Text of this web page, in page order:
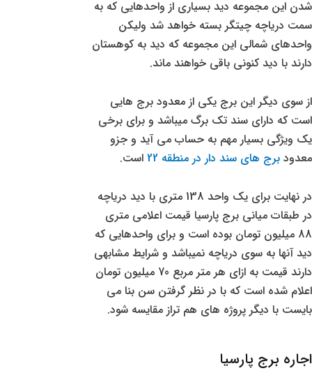
شدن این مجموعه دید بسیاری از واحدهایی که به
سمت دریاچه چیتگر بسته خواهد شد ولیکن
واحدهای شمالی این مجموعه که دید به کوهستان
دارند با دید کنونی باقی خواهند ماند.
از سوی دیگر این برج یکی از معدود برج هایی
است که دارای سند تک برگ میباشد و برای برخی
یک ویژگی بسیار مهم به حساب می آید و جزو
معدود برج های سند دار در منطقه 22 است.
در نهایت برای یک واحد 138 متری با دید دریاچه
در طبقات میانی برج پارسیا قیمت اعلامی متری
88 میلیون تومان بوده است و برای واحدهایی که
دید آنها به سوی دریاچه نمیباشد و شرایط مشابهی
دارند قیمت به ازای هر متر مربع 70 میلیون تومان
اعلام شده است که با در نظر گرفتن سن بنا می
بایست با دیگر پروژه های هم تراز مقایسه شود.
اجاره برج پارسیا